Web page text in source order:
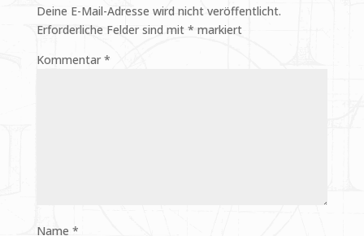
Deine E-Mail-Adresse wird nicht veröffentlicht.
Erforderliche Felder sind mit * markiert
Kommentar *
Name *